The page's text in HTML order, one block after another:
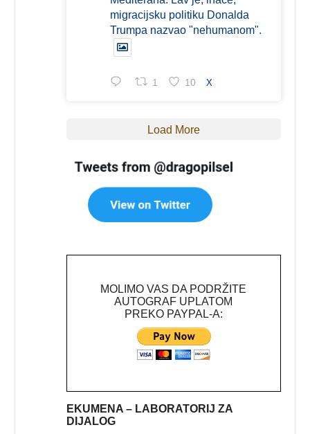
migracijsku politiku Donalda
Trumpa nazvao "nehumanom".
1 10 X
Load More
MOLIMO VAS DA PODRŽITE
AUTOGRAF UPLATOM
PREKO PAYPAL-A:
EKUMENA – LABORATORIJ ZA
DIJALOG